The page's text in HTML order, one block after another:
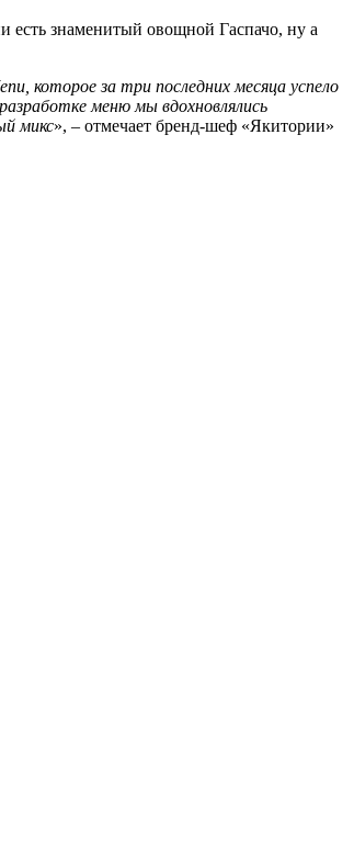
есть знаменитый овощной Гаспачо, ну а
которое за три последних месяца успело
меню мы вдохновлялись
микс», – отмечает бренд-шеф «Якитории»